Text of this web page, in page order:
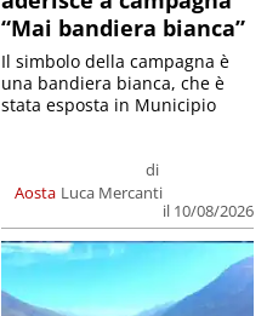
“Mai bandiera bianca”
Aosta
di
Luca Mercanti
il 10/08/2026
Il simbolo della campagna è
una bandiera bianca, che è
stata esposta in Municipio